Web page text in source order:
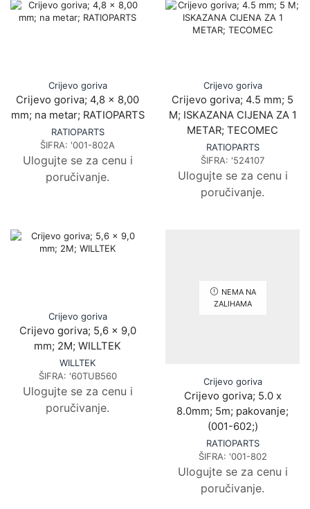
Crijevo goriva
Crijevo goriva; 4,8 x 8,00
mm; na metar; RATIOPARTS
RATIOPARTS
ŠIFRA: '001-802A
Ulogujte se za cenu i
poručivanje.
Crijevo goriva
Crijevo goriva; 4.5 mm; 5
M; ISKAZANA CIJENA ZA 1
METAR; TECOMEC
RATIOPARTS
ŠIFRA: '524107
Ulogujte se za cenu i
poručivanje.
Crijevo goriva
Crijevo goriva; 5,6 x 9,0
mm; 2M; WILLTEK
WILLTEK
ŠIFRA: '60TUB560
Ulogujte se za cenu i
poručivanje.
NEMA NA
ZALIHAMA
Crijevo goriva
Crijevo goriva; 5.0 x
8.0mm; 5m; pakovanje;
(001-602;)
RATIOPARTS
ŠIFRA: '001-802
Ulogujte se za cenu i
poručivanje.